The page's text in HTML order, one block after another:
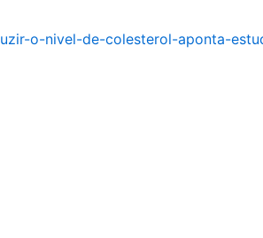
o-nivel-de-colesterol-aponta-